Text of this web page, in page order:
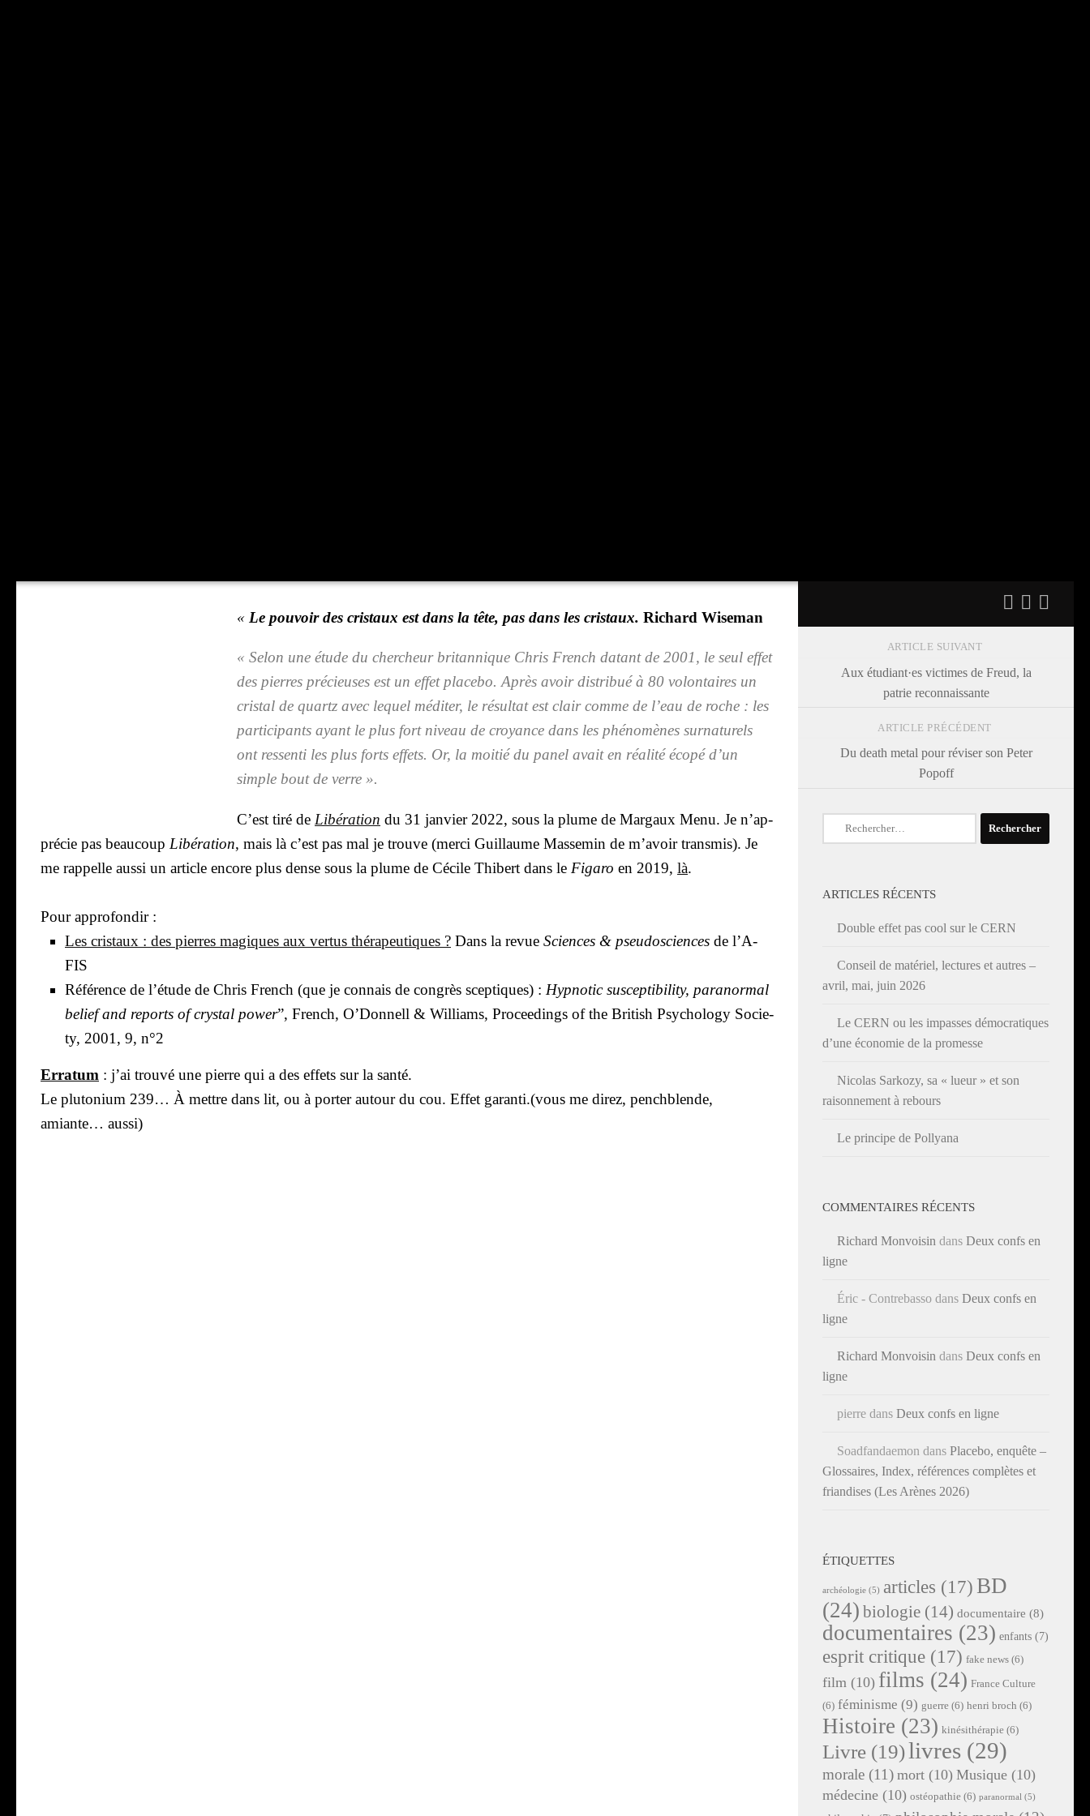
« Le pou­voir des cris­taux est dans la tête, pas dans les cris­taux. Richard Wise­man
« Selon une étude du cher­cheur bri­tan­nique Chris French datant de 2001, le seul effet
des pierres pré­cieuses est un effet pla­ce­bo. Après avoir dis­tri­bué à 80 volon­taires un
cris­tal de quartz avec lequel médi­ter, le résul­tat est clair comme de l’eau de roche : les
par­ti­ci­pants ayant le plus fort niveau de croyance dans les phé­no­mènes sur­na­tu­rels
ont res­sen­ti les plus forts effets. Or, la moi­tié du panel avait en réa­li­té éco­pé d’un
simple bout de verre ».
C’est tiré de Libé­ra­tion du 31 jan­vier 2022, sous la plume de Mar­gaux Menu. Je n’ap­
pré­cie pas beau­coup Libé­ra­tion, mais là c’est pas mal je trouve (mer­ci Guillaume Mas­se­min de m’a­voir trans­mis). Je
me rap­pelle aus­si un article encore plus dense sous la plume de Cécile Thi­bert dans le Figa­ro en 2019, là.
Pour appro­fon­dir :
Les cris­taux : des pierres magiques aux ver­tus thé­ra­peu­tiques ? Dans la revue Sciences & pseu­dos­ciences de l’A­
FIS
Réfé­rence de l’é­tude de Chris French (que je connais de congrès scep­tiques) : Hyp­no­tic sus­cep­ti­bi­li­ty, para­nor­mal
belief and reports of crys­tal power”, French, O’Donnell & Williams, Pro­cee­dings of the Bri­tish Psy­cho­lo­gy Socie­
ty, 2001, 9, n°2
Erra­tum : j’ai trou­vé une pierre qui a des effets sur la san­té.
Le plu­to­nium 239… À mettre dans lit, ou à por­ter autour du cou. Effet garan­ti.(vous me direz, pench­blende,
amiante… aus­si)
ARTICLE SUIVANT
Aux étudiant·es victimes de Freud, la
patrie reconnaissante
ARTICLE PRÉCÉDENT
Du death metal pour réviser son Peter
Popoff
Rechercher :
ARTICLES RÉCENTS
Double effet pas cool sur le CERN
Conseil de matériel, lectures et autres –
avril, mai, juin 2026
Le CERN ou les impasses démocratiques
d’une économie de la promesse
Nicolas Sarkozy, sa « lueur » et son
raisonnement à rebours
Le principe de Pollyana
COMMENTAIRES RÉCENTS
Richard Monvoisin dans Deux confs en
ligne
Éric - Contrebasso dans Deux confs en
ligne
Richard Monvoisin dans Deux confs en
ligne
pierre dans Deux confs en ligne
Soadfandaemon dans Placebo, enquête –
Glossaires, Index, références complètes et
friandises (Les Arènes 2026)
ÉTIQUETTES
archéologie (5) articles (17) BD
(24) biologie (14) documentaire (8)
documentaires (23) enfants (7)
esprit critique (17) fake news (6)
film (10) films (24) France Culture
(6) féminisme (9) guerre (6) henri broch (6)
Histoire (23) kinésithérapie (6)
Livre (19)livres (29)
morale (11) mort (10) Musique (10)
médecine (10) ostéopathie (6) paranormal (5)